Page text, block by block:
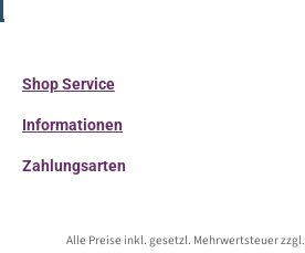
Shop Service
Informationen
Zahlungsarten
Alle Preise inkl. gesetzl. Mehrwertsteuer zzgl.